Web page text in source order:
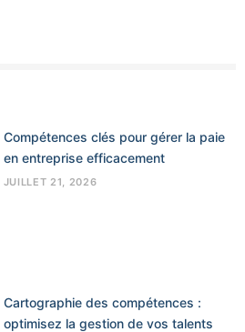
Compétences clés pour gérer la paie
en entreprise efficacement
JUILLET 21, 2026
Cartographie des compétences :
optimisez la gestion de vos talents